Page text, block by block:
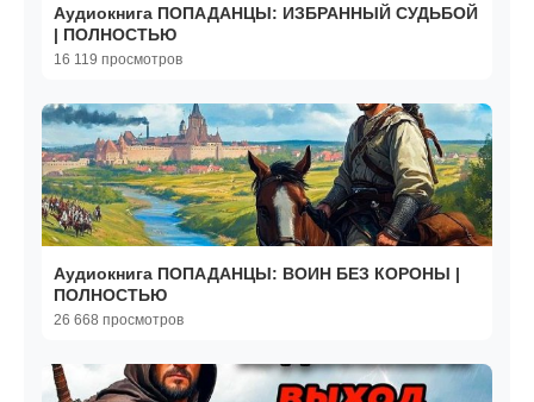
Аудиокнига ПОПАДАНЦЫ: ИЗБРАННЫЙ СУДЬБОЙ
| ПОЛНОСТЬЮ
16 119 просмотров
Аудиокнига ПОПАДАНЦЫ: ВОИН БЕЗ КОРОНЫ |
ПОЛНОСТЬЮ
26 668 просмотров